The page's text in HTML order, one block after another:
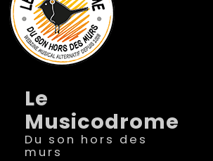
Le
Musicodrome
Du son hors des
murs